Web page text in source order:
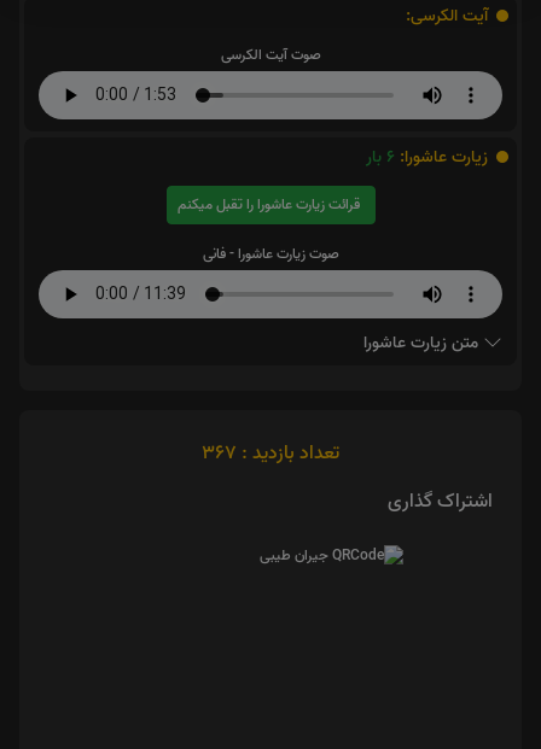
آیت الکرسی:
صوت آیت الکرسی
زیارت عاشورا: 6 بار
قرائت زیارت عاشورا را تقبل میکنم
صوت زیارت عاشورا - فانی
متن زیارت عاشورا
تعداد بازدید : 367
اشتراک گذاری